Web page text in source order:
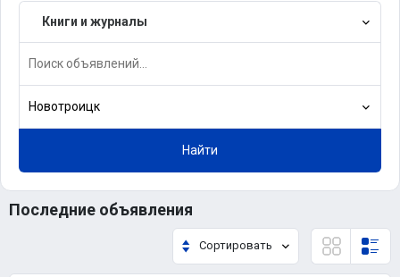
Книги и журналы
Новотроицк
Найти
Последние объявления
Сортировать